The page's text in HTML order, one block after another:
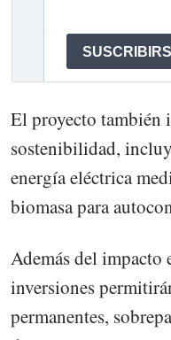
El proyecto también
sostenibilidad,
energía eléctrica
biomasa para
Además del impacto
inversiones
permanentes,